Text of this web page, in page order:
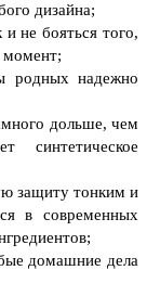
дизайна;
не бояться того,
момент;
родных надежно
дольше, чем
защиту тонким и
в современных
домашние дела